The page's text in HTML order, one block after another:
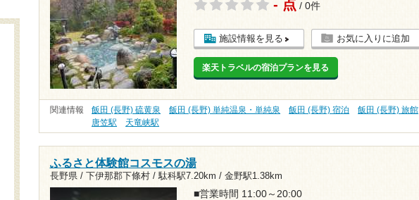
- 点 / 0件
施設情報を見る お気に入りに追加
楽天トラベルの宿泊プランを見る
関連情報 飯田 (長野) 硫黄泉 飯田 (長野) 単純温泉・単純泉 飯田 (長野) 宿泊 飯田 (長野) 旅館
唐笠駅
天竜峡駅
ふるさと体験館コスモスの湯
長野県 / 下伊那郡下條村 /駄科駅7.20km / 金野駅1.38km
■営業時間 11:00～20:00